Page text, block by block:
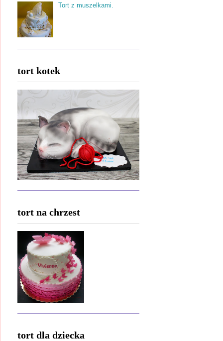
Tort z muszelkami.
tort kotek
tort na chrzest
tort dla dziecka